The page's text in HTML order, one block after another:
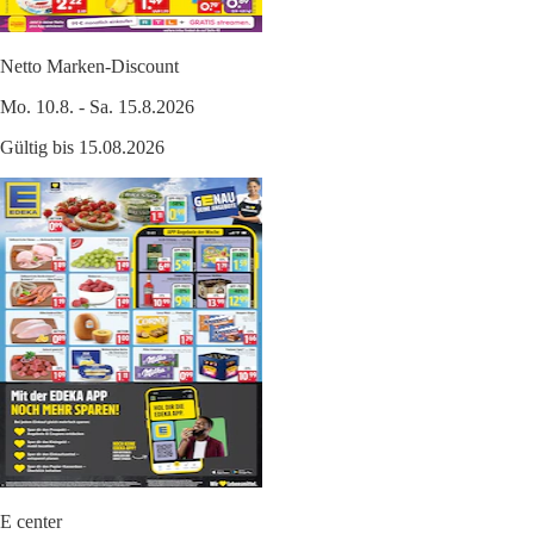
Netto Marken-Discount
Mo. 10.8. - Sa. 15.8.2026
Gültig bis 15.08.2026
E center